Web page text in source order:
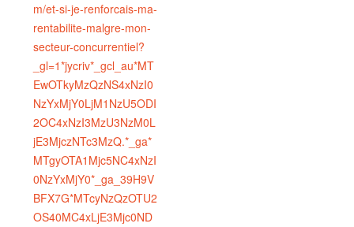
m/et-si-je-renforcais-ma-
rentabilite-malgre-mon-
secteur-concurrentiel?
_gl=1*jycriv*_gcl_au*MT
EwOTkyMzQzNS4xNzI0
NzYxMjY0LjM1NzU5ODI
2OC4xNzI3MzU3NzM0L
jE3MjczNTc3MzQ.*_ga*
MTgyOTA1Mjc5NC4xNzI
0NzYxMjY0*_ga_39H9V
BFX7G*MTcyNzQzOTU2
OS40MC4xLjE3Mjc0ND